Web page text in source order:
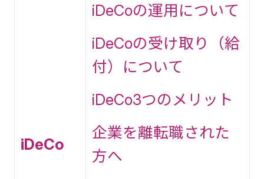
iDeCo
iDeCoの運用について
iDeCoの受け取り（給
付）について
iDeCo3つのメリット
企業を離転職された
方へ